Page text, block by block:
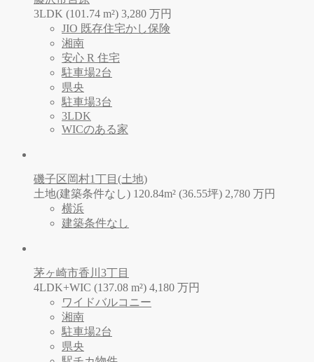
3LDK (101.74 m²) 3,280 万円
JIO 既存住宅かし保険
湘南
安心 R 住宅
駐車場2台
県央
駐車場3台
3LDK
WICのある家
磯子区岡村1丁目(土地)
土地(建築条件なし) 120.84m² (36.55坪) 2,780 万円
横浜
建築条件なし
茅ヶ崎市香川3丁目
4LDK+WIC (137.08 m²) 4,180 万円
ワイドバルコニー
湘南
駐車場2台
県央